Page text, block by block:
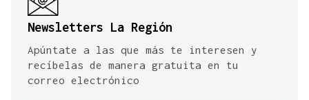
Newsletters La Región
Apúntate a las que más te interesen y
recíbelas de manera gratuita en tu
correo electrónico